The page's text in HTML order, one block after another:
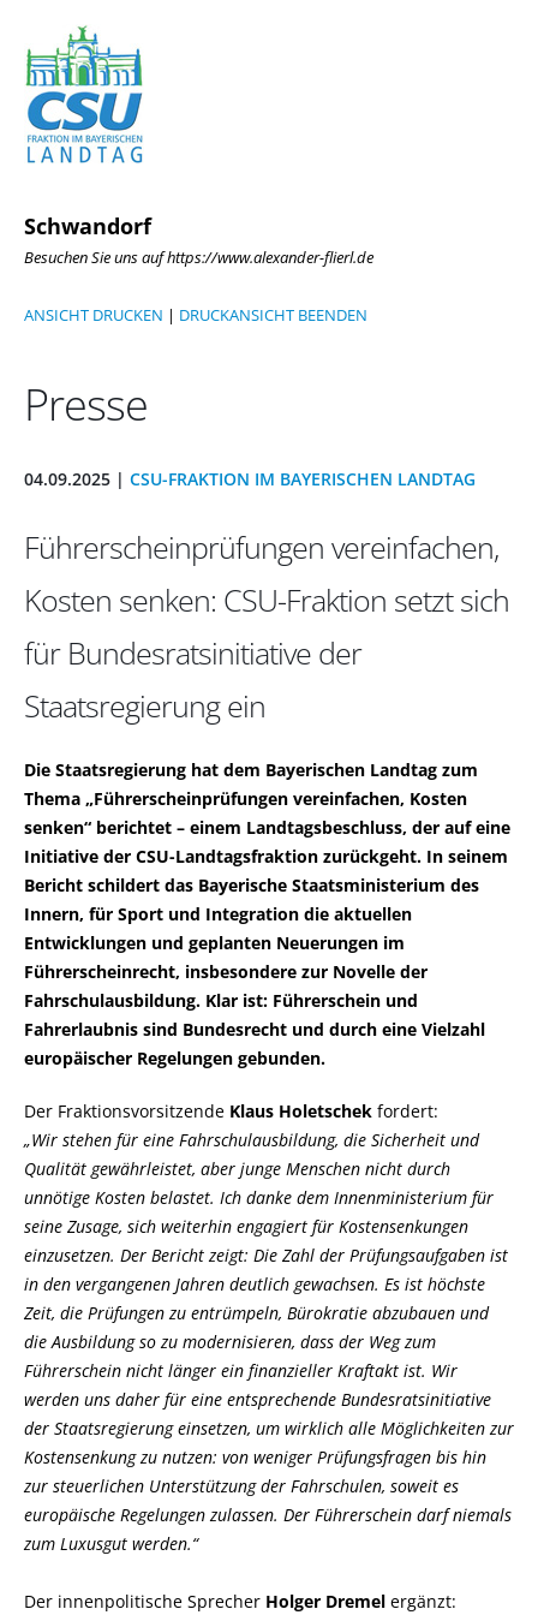
Schwandorf
Besuchen Sie uns auf https://www.alexander-flierl.de
ANSICHT DRUCKEN | DRUCKANSICHT BEENDEN
Presse
04.09.2025 | CSU-FRAKTION IM BAYERISCHEN LANDTAG
Führerscheinprüfungen vereinfachen,
Kosten senken: CSU-Fraktion setzt sich
für Bundesratsinitiative der
Staatsregierung ein
Die Staatsregierung hat dem Bayerischen Landtag zum
Thema „Führerscheinprüfungen vereinfachen, Kosten
senken“ berichtet – einem Landtagsbeschluss, der auf eine
Initiative der CSU-Landtagsfraktion zurückgeht. In seinem
Bericht schildert das Bayerische Staatsministerium des
Innern, für Sport und Integration die aktuellen
Entwicklungen und geplanten Neuerungen im
Führerscheinrecht, insbesondere zur Novelle der
Fahrschulausbildung. Klar ist: Führerschein und
Fahrerlaubnis sind Bundesrecht und durch eine Vielzahl
europäischer Regelungen gebunden.
Der Fraktionsvorsitzende Klaus Holetschek fordert:
Wir stehen für eine Fahrschulausbildung, die Sicherheit und
Qualität gewährleistet, aber junge Menschen nicht durch
unnötige Kosten belastet. Ich danke dem Innenministerium für
seine Zusage, sich weiterhin engagiert für Kostensenkungen
einzusetzen. Der Bericht zeigt: Die Zahl der Prüfungsaufgaben ist
in den vergangenen Jahren deutlich gewachsen. Es ist höchste
Zeit, die Prüfungen zu entrümpeln, Bürokratie abzubauen und
die Ausbildung so zu modernisieren, dass der Weg zum
Führerschein nicht länger ein finanzieller Kraftakt ist. Wir
werden uns daher für eine entsprechende Bundesratsinitiative
der Staatsregierung einsetzen, um wirklich alle Möglichkeiten zur
Kostensenkung zu nutzen: von weniger Prüfungsfragen bis hin
zur steuerlichen Unterstützung der Fahrschulen, soweit es
europäische Regelungen zulassen. Der Führerschein darf niemals
zum Luxusgut werden.“
Der innenpolitische Sprecher Holger Dremel ergänzt: